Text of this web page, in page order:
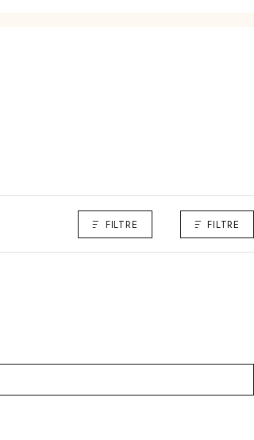
FILTRE FILTRE